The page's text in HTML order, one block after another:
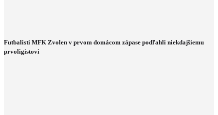
Futbalisti MFK Zvolen v prvom domácom zápase podľahli niekdajšiemu
prvoligistovi